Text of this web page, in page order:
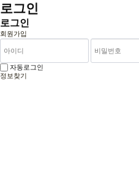
로그인
로그인
회원가입
자동로그인
정보찾기